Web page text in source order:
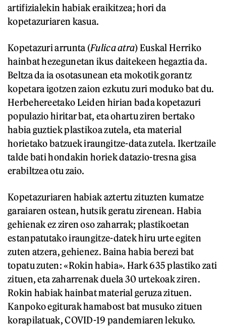
artifizialekin habiak eraikitzea; hori da
kopetazuriaren kasua.
Kopetazuri arrunta (Fulica atra) Euskal Herriko
hainbat hezegunetan ikus daitekeen hegaztia da.
Beltza da ia osotasunean eta mokotik gorantz
kopetara igotzen zaion ezkutu zuri moduko bat du.
Herbehereetako Leiden hirian bada kopetazuri
populazio hiritar bat, eta ohartu ziren bertako
habia guztiek plastikoa zutela, eta material
horietako batzuek iraungitze-data zutela. Ikertzaile
talde bati hondakin horiek datazio-tresna gisa
erabiltzea otu zaio.
Kopetazuriaren habiak aztertu zituzten kumatze
garaiaren ostean, hutsik geratu zirenean. Habia
gehienak ez ziren oso zaharrak; plastikoetan
estanpatutako iraungitze-datek hiru urte egiten
zuten atzera, gehienez. Baina habia berezi bat
topatu zuten: «Rokin habia». Hark 635 plastiko zati
zituen, eta zaharrenak duela 30 urtekoak ziren.
Rokin habiak hainbat material geruza zituen.
Kanpoko egiturak hamabost bat musuko zituen
korapilatuak, COVID-19 pandemiaren lekuko.